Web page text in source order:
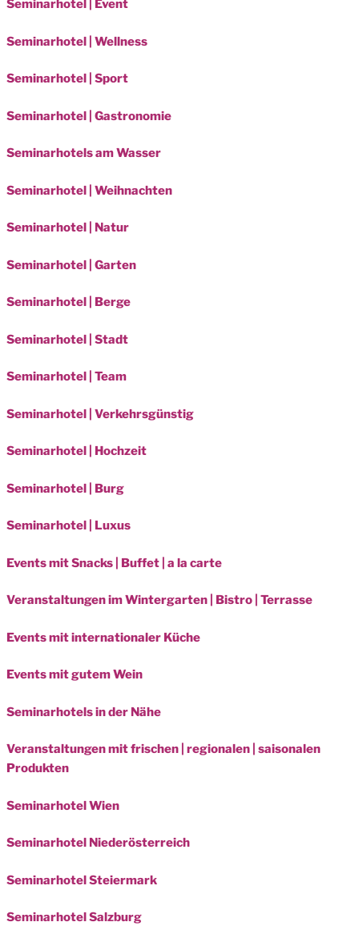
Seminarhotel | Event
Seminarhotel | Wellness
Seminarhotel | Sport
Seminarhotel | Gastronomie
Seminarhotels am Wasser
Seminarhotel | Weihnachten
Seminarhotel | Natur
Seminarhotel | Garten
Seminarhotel | Berge
Seminarhotel | Stadt
Seminarhotel | Team
Seminarhotel | Verkehrsgünstig
Seminarhotel | Hochzeit
Seminarhotel | Burg
Seminarhotel | Luxus
Events mit Snacks | Buffet | a la carte
Veranstaltungen im Wintergarten | Bistro | Terrasse
Events mit internationaler Küche
Events mit gutem Wein
Seminarhotels in der Nähe
Veranstaltungen mit frischen | regionalen | saisonalen
Produkten
Seminarhotel Wien
Seminarhotel Niederösterreich
Seminarhotel Steiermark
Seminarhotel Salzburg